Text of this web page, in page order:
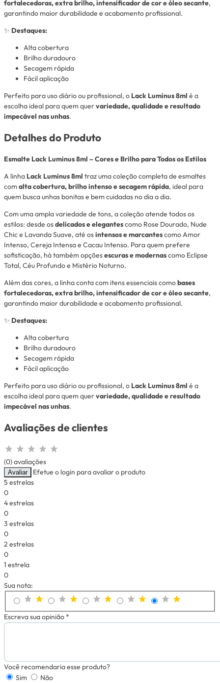
fortalecedoras, extra brilho, intensificador de cor e óleo secante,
garantindo maior durabilidade e acabamento profissional.
✨ Destaques:
Alta cobertura
Brilho duradouro
Secagem rápida
Fácil aplicação
Perfeito para uso diário ou profissional, o Lack Luminus 8ml é a
escolha ideal para quem quervariedade, qualidade e resultado
impecável nas unhas.
Detalhes do Produto
Esmalte Lack Luminus8ml – Cores e Brilho para Todos os Estilos
A linha Lack Luminus 8ml traz uma coleção completa de esmaltes
comalta cobertura, brilho intenso e secagem rápida, ideal para
quem busca unhas bonitas e bem cuidadas no dia a dia.
Com uma ampla variedade de tons, a coleção atende todos os
estilos: desde osdelicados e elegantescomo Rose Dourado, Nude
Chic e Lavanda Suave, até osintensos e marcantescomo Amor
Intenso, Cereja Intensa e Cacau Intenso. Para quem prefere
sofisticação, há também opçõesescuras e modernascomo Eclipse
Total, Céu Profundo e Mistério Noturno.
Além das cores, a linha conta com itens essenciais comobases
fortalecedoras, extra brilho, intensificador de cor e óleo secante,
garantindo maior durabilidade e acabamento profissional.
✨ Destaques:
Alta cobertura
Brilho duradouro
Secagem rápida
Fácil aplicação
Perfeito para uso diário ou profissional, o Lack Luminus 8ml é a
escolha ideal para quem quervariedade, qualidade e resultado
impecável nas unhas.
Avaliações de clientes
(0) avaliações
Avaliar
Efetue o login para avaliar o produto
5 estrelas
0
4 estrelas
0
3 estrelas
0
2 estrelas
0
1 estrela
0
Sua nota:
Escreva sua opinião *
Você recomendaria esse produto?
Sim
Não